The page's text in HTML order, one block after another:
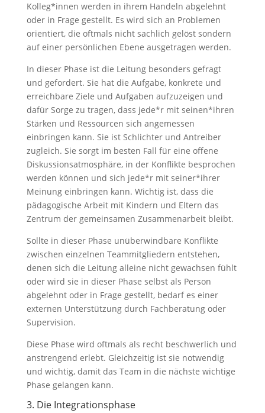
Kolleg*innen werden in ihrem Handeln abgelehnt
oder in Frage gestellt. Es wird sich an Problemen
orientiert, die oftmals nicht sachlich gelöst sondern
auf einer persönlichen Ebene ausgetragen werden.
In dieser Phase ist die Leitung besonders gefragt
und gefordert. Sie hat die Aufgabe, konkrete und
erreichbare Ziele und Aufgaben aufzuzeigen und
dafür Sorge zu tragen, dass jede*r mit seinen*ihren
Stärken und Ressourcen sich angemessen
einbringen kann. Sie ist Schlichter und Antreiber
zugleich. Sie sorgt im besten Fall für eine offene
Diskussionsatmosphäre, in der Konflikte besprochen
werden können und sich jede*r mit seiner*ihrer
Meinung einbringen kann. Wichtig ist, dass die
pädagogische Arbeit mit Kindern und Eltern das
Zentrum der gemeinsamen Zusammenarbeit bleibt.
Sollte in dieser Phase unüberwindbare Konflikte
zwischen einzelnen Teammitgliedern entstehen,
denen sich die Leitung alleine nicht gewachsen fühlt
oder wird sie in dieser Phase selbst als Person
abgelehnt oder in Frage gestellt, bedarf es einer
externen Unterstützung durch Fachberatung oder
Supervision.
Diese Phase wird oftmals als recht beschwerlich und
anstrengend erlebt. Gleichzeitig ist sie notwendig
und wichtig, damit das Team in die nächste wichtige
Phase gelangen kann.
3. Die Integrationsphase